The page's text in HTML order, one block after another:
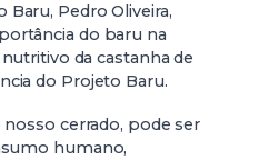
Pedro Oliveira,
do baru na
da castanha de
do Projeto Baru.
cerrado, pode ser
humano,